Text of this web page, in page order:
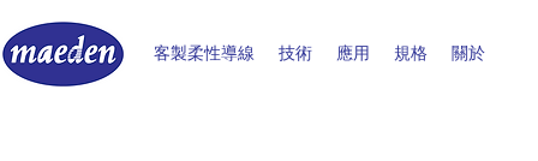
客製柔性導線 技術 應用 規格 關於